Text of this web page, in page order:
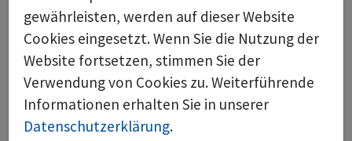
Laden
Online-Shop
Anmelden
gewährleisten, werden auf dieser Website
Cookies eingesetzt. Wenn Sie die Nutzung der
Website fortsetzen, stimmen Sie der
Verwendung von Cookies zu. Weiterführende
Informationen erhalten Sie in unserer
Datenschutzerklärung.